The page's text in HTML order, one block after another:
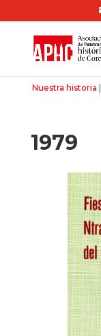
Nuestra historia
1979